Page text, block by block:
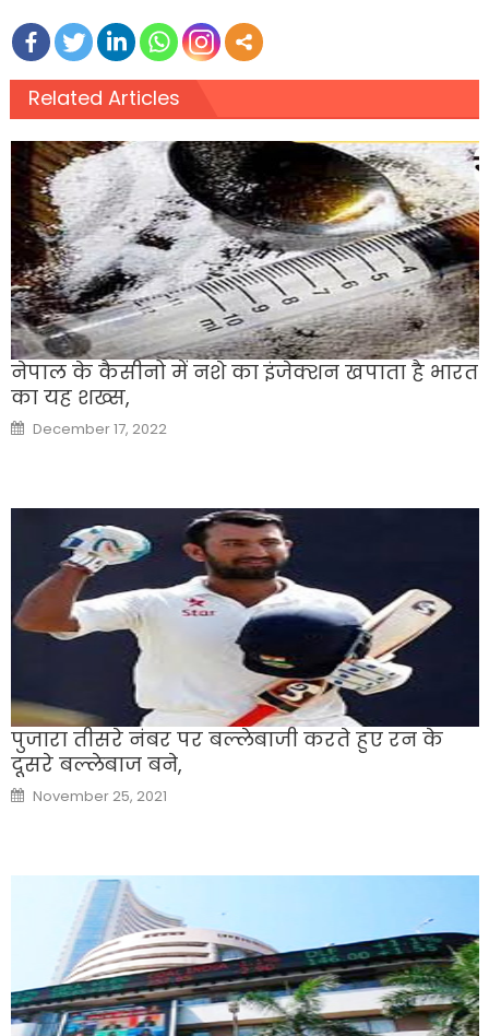
Related Articles
नेपाल के कैसीनो में नशे का इंजेक्शन खपाता है भारत
का यह शख्स,
Posted
on
December 17, 2022
पुजारा तीसरे नंबर पर बल्लेबाजी करते हुए रन के
दूसरे बल्लेबाज बने,
Posted
on
November 25, 2021